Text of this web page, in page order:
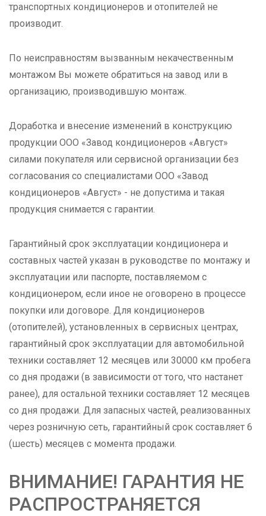
транспортных кондиционеров и отопителей не
производит.
По неисправностям вызванным некачественным
монтажом Вы можете обратиться на завод или в
организацию, производившую монтаж.
Доработка и внесение изменений в конструкцию
продукции ООО «Завод кондиционеров «Август»
силами покупателя или сервисной организации без
согласования со специалистами ООО «Завод
кондиционеров «Август» - не допустима и такая
продукция снимается с гарантии.
Гарантийный срок эксплуатации кондиционера и
составных частей указан в руководстве по монтажу и
эксплуатации или паспорте, поставляемом с
кондиционером, если иное не оговорено в процессе
покупки или договоре. Для кондиционеров
(отопителей), установленных в сервисных центрах,
гарантийный срок эксплуатации для автомобильной
техники составляет 12 месяцев или 30000 км пробега
со дня продажи (в зависимости от того, что настанет
ранее), для остальной техники составляет 12 месяцев
со дня продажи. Для запасных частей, реализованных
через розничную сеть, гарантийный срок составляет 6
(шесть) месяцев с момента продажи.
ВНИМАНИЕ! ГАРАНТИЯ НЕ
РАСПРОСТРАНЯЕТСЯ